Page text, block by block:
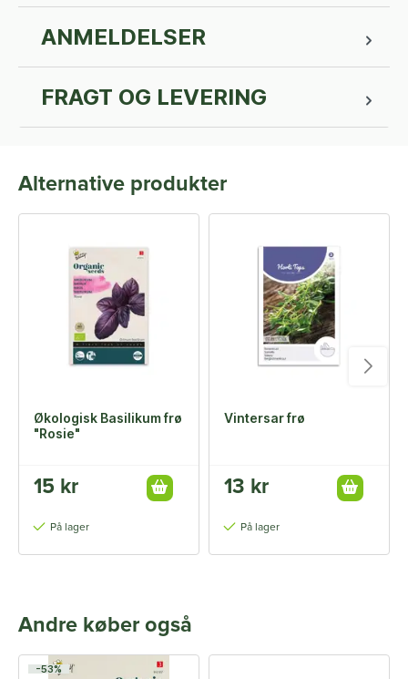
ANMELDELSER
FRAGT OG LEVERING
Alternative produkter
Økologisk Basilikum frø
"Rosie"
15 kr
På lager
Vintersar frø
13 kr
På lager
Andre køber også
-53%